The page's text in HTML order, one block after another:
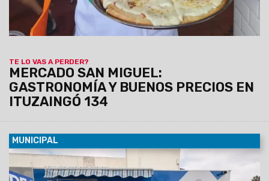
TE LO VAS A PERDER?
MERCADO SAN MIGUEL:
GASTRONOMÍA Y BUENOS PRECIOS EN
ITUZAINGÓ 134
MUNICIPAL
08/08/2026 La unidad, equipada con dos camillas, será
instalada de manera fija del lunes 10 al viernes 14 de agosto